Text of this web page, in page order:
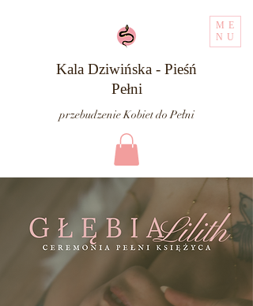
ME
NU
Kala Dziwińska - Pieśń
Pełni
przebudzenie Kobiet do Pełni